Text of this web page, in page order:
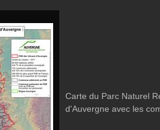
Carte du Parc Naturel
d'Auvergne avec les